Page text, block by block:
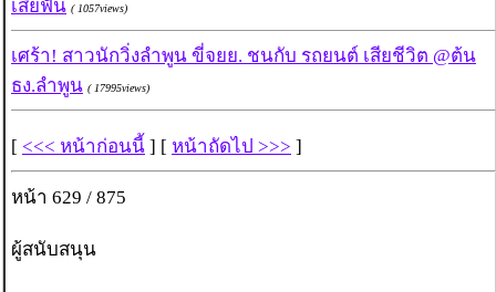
เสียฟัน ( 1057views)
เศร้า! สาวนักวิ่งลำพูน ขี่จยย. ชนกับ รถยนต์ เสียชีวิต @ต้น
ธง.ลำพูน ( 17995views)
[ <<< หน้าก่อนนี้ ] [ หน้าถัดไป >>> ]
หน้า 629 / 875
ผู้สนับสนุน